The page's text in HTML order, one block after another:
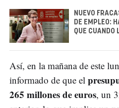
NUEVO
DE EMPLEO:
QUE CUANDO
Así, en la mañana de este
informado de que el
265 millones de euros, un